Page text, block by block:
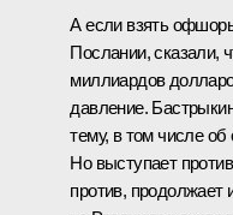
А если взять
Послании, сказали,
миллиардов
давление.
тему, в том числе об
Но выступает
против, продолжает